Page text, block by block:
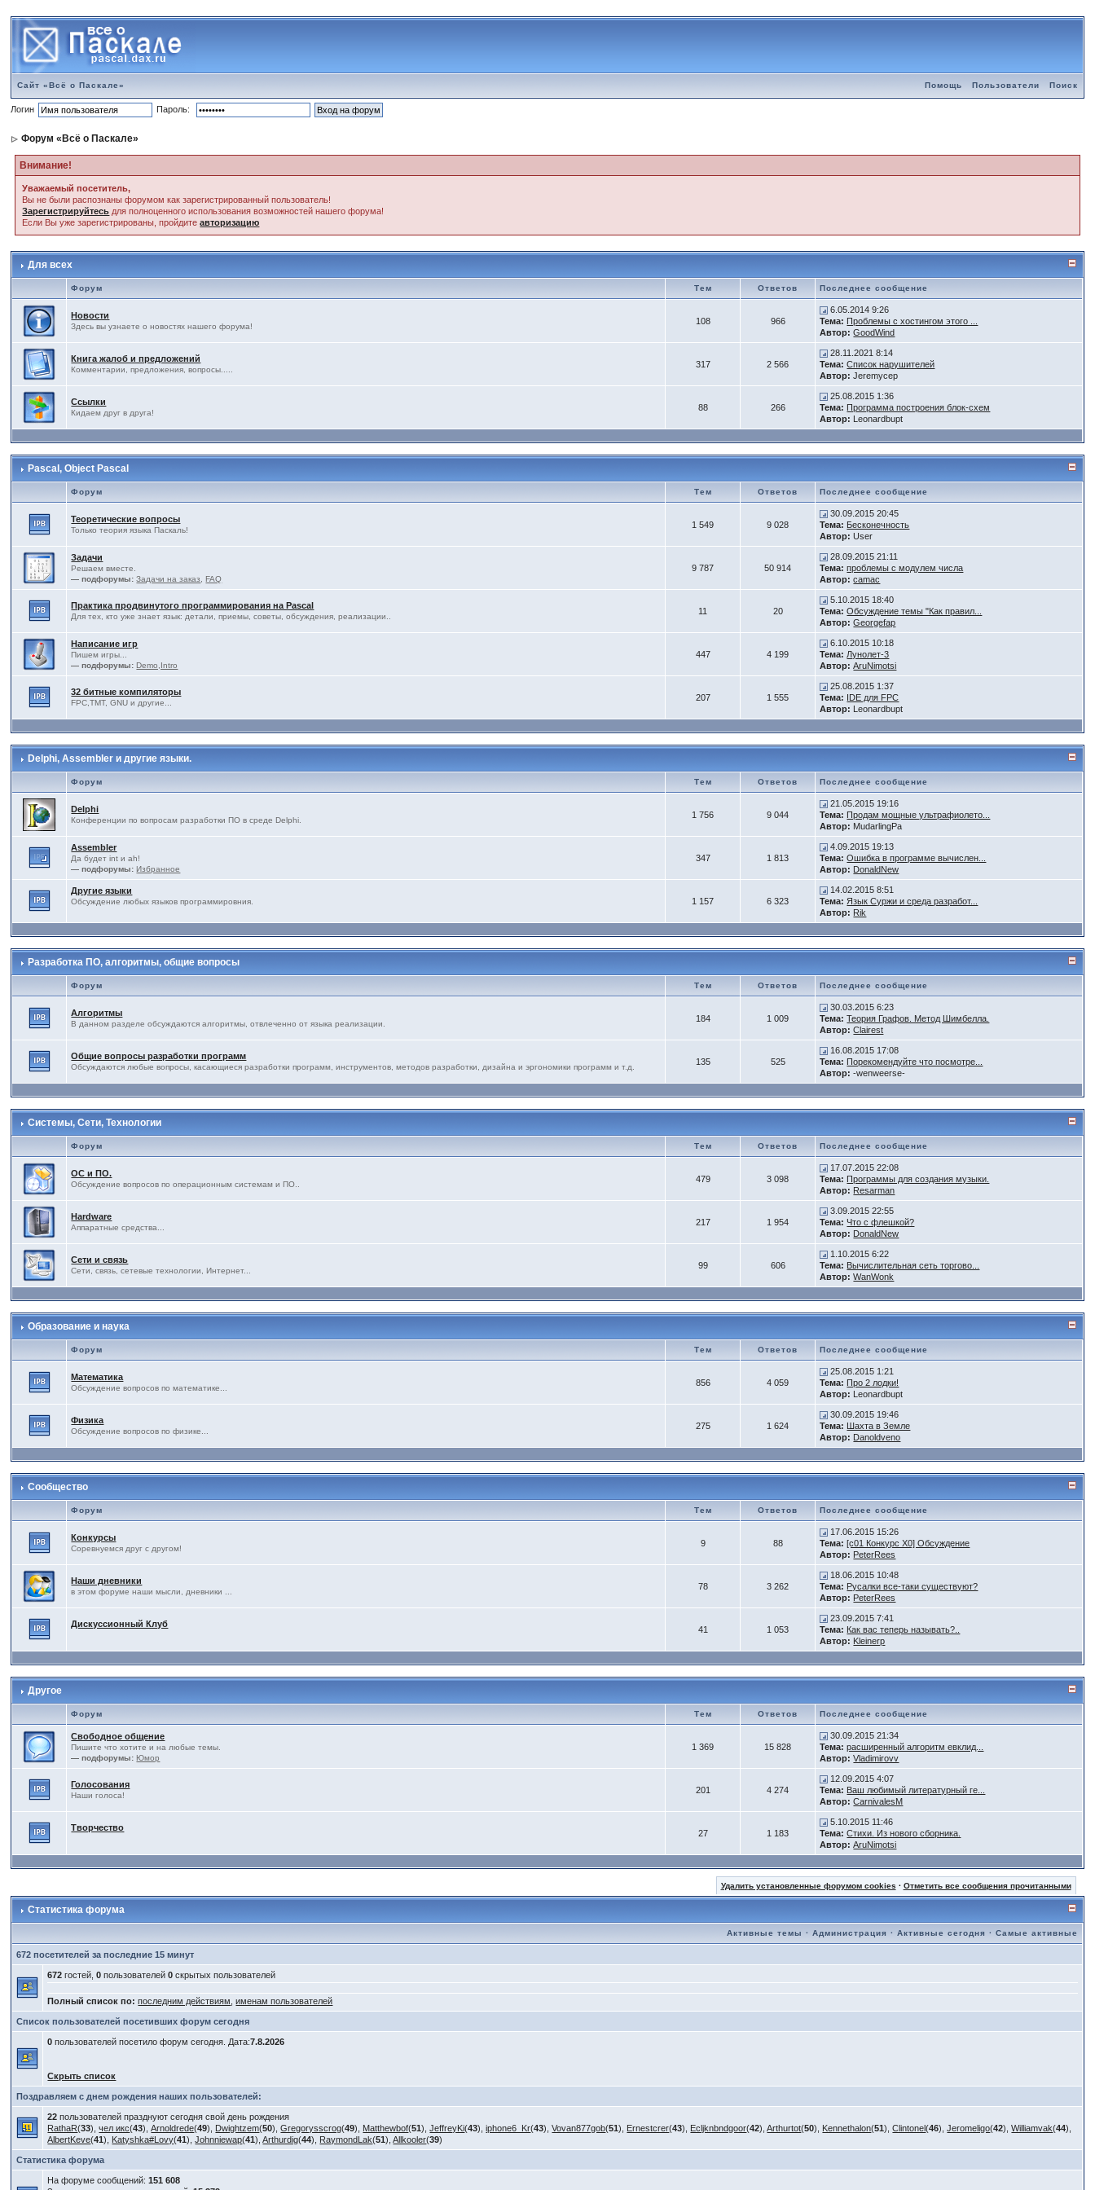
Сайт «Всё о Паскале» Помощь Пользователи Поиск
Логин Пароль:
Форум «Всё о Паскале»
Внимание!
Уважаемый посетитель,
Вы не были распознаны форумом как зарегистрированный пользователь!
Зарегистрируйтесь для полноценного использования возможностей нашего форума!
Если Вы уже зарегистрированы, пройдитеавторизацию
Для всех
Форум Тем Ответов Последнее сообщение
Новости
Здесь вы узнаете о новостях нашего форума!
108 966
6.05.2014 9:26
Тема: Проблемы с хостингом этого ...
Автор: GoodWind
Книга жалоб и предложений
Комментарии, предложения, вопросы.....
317 2 566
28.11.2021 8:14
Тема: Список нарушителей
Автор: Jeremycep
Ссылки
Кидаем друг в друга!
88 266
25.08.2015 1:36
Тема: Программа построения блок-схем
Автор: Leonardbupt
Pascal, Object Pascal
Форум Тем Ответов Последнее сообщение
Теоретические вопросы
Только теория языка Паскаль!
1 549 9 028
30.09.2015 20:45
Тема: Бесконечность
Автор: User
Задачи
Решаем вместе.
— подфорумы: Задачи на заказ ,FAQ
9 787 50 914
28.09.2015 21:11
Тема: проблемы с модулем числа
Автор: camac
Практика продвинутого программирования на Pascal
Для тех, кто уже знает язык: детали, приемы, советы, обсуждения, реализации..
11 20
5.10.2015 18:40
Тема: Обсуждение темы "Как правил...
Автор: Georgefap
Написание игр
Пишем игры...
— подфорумы: Demo,Intro
447 4 199
6.10.2015 10:18
Тема: Лунолет-3
Автор: AruNimotsi
32 битные компиляторы
FPC,TMT, GNU и другие...
207 1 555
25.08.2015 1:37
Тема: IDE для FPC
Автор: Leonardbupt
Delphi, Assembler и другие языки.
Форум Тем Ответов Последнее сообщение
Delphi
Конференции по вопросам разработки ПО в среде Delphi.
1 756 9 044
21.05.2015 19:16
Тема: Продам мощные ультрафиолето...
Автор: MudarlingPa
Assembler
Да будет int и ah!
— подфорумы: Избранное
347 1 813
4.09.2015 19:13
Тема: Ошибка в программе вычислен...
Автор: DonaldNew
Другие языки
Обсуждение любых языков программировния. 1 157 6 323
14.02.2015 8:51
Тема: Язык Суржи и среда разработ...
Автор: Rik
Разработка ПО, алгоритмы, общие вопросы
Форум Тем Ответов Последнее сообщение
Алгоритмы
В данном разделе обсуждаются алгоритмы, отвлеченно от языка реализации.
184 1 009
30.03.2015 6:23
Тема: Теория Графов. Метод Шимбелла.
Автор: Clairest
Общие вопросы разработки программ
Обсуждаются любые вопросы, касающиеся разработки программ, инструментов, методов разработки, дизайна и эргономики программ и т.д.
135 525
16.08.2015 17:08
Тема: Порекомендуйте что посмотре...
Автор: -wenweerse-
Системы, Сети, Технологии
Форум Тем Ответов Последнее сообщение
ОС и ПО.
Обсуждение вопросов по операционным системам и ПО..
479 3 098
17.07.2015 22:08
Тема: Программы для создания музыки.
Автор: Resarman
Hardware
Аппаратные средства...
217 1 954
3.09.2015 22:55
Тема: Что с флешкой?
Автор: DonaldNew
Сети и связь
Сети, связь, сетевые технологии, Интернет...
99 606
1.10.2015 6:22
Тема: Вычислительная сеть торгово...
Автор: WanWonk
Образование и наука
Форум Тем Ответов Последнее сообщение
Математика
Обсуждение вопросов по математике...
856 4 059
25.08.2015 1:21
Тема: Про 2 лодки!
Автор: Leonardbupt
Физика
Обсуждение вопросов по физике...
275 1 624
30.09.2015 19:46
Тема: Шахта в Земле
Автор: Danoldveno
Сообщество
Форум Тем Ответов Последнее сообщение
Конкурсы
Соревнуемся друг с другом!
9 88
17.06.2015 15:26
Тема: [c01 Конкурс X0] Обсуждение
Автор: PeterRees
Наши дневники
в этом форуме наши мысли, дневники ...
78 3 262
18.06.2015 10:48
Тема: Русалки все-таки существуют?
Автор: PeterRees
Дискуссионный Клуб
41 1 053
23.09.2015 7:41
Тема: Как вас теперь называть?..
Автор: Kleinerp
Другое
Форум Тем Ответов Последнее сообщение
Свободное общение
Пишите что хотите и на любые темы.
— подфорумы: Юмор
1 369 15 828
30.09.2015 21:34
Тема: расширенный алгоритм евклид...
Автор: Vladimirovv
Голосования
Наши голоса!
201 4 274
12.09.2015 4:07
Тема: Ваш любимый литературный ге...
Автор: CarnivalesM
Творчество
27 1 183
5.10.2015 11:46
Тема: Стихи. Из нового сборника.
Автор: AruNimotsi
Удалить установленные форумом cookies · Отметить все сообщения прочитанными
Статистика форума
Активные темы ·Администрация ·Активные сегодня ·Самые активные
672 посетителей за последние 15 минут
672 гостей,0 пользователей0 скрытых пользователей
Полный список по: последним действиям ,именам пользователей
Список пользователей посетивших форум сегодня
0 пользователей посетило форум сегодня. Дата:7.8.2026
Скрыть список
Поздравляем с днем рождения наших пользователей:
22 пользователей празднуют сегодня свой день рождения
RathaR(33),чел икс(43),Arnoldrede(49), Dwightzem(50),Gregorysscrog(49), Matthewbof(51),JeffreyKi(43),iphone6_Kr(43),Vovan877gob(51), Ernestcrer(43), Ecljknbndgoor(42),Arthurtot(50), Kennethalon(51),Clintonel(46),Jeromeligo(42),Williamvak(44),
AlbertKeve(41), Katyshka#Lovy(41),Johnniewap(41),Arthurdig(44), RaymondLak(51),Allkooler(39)
Статистика форума
На форуме сообщений:151 608